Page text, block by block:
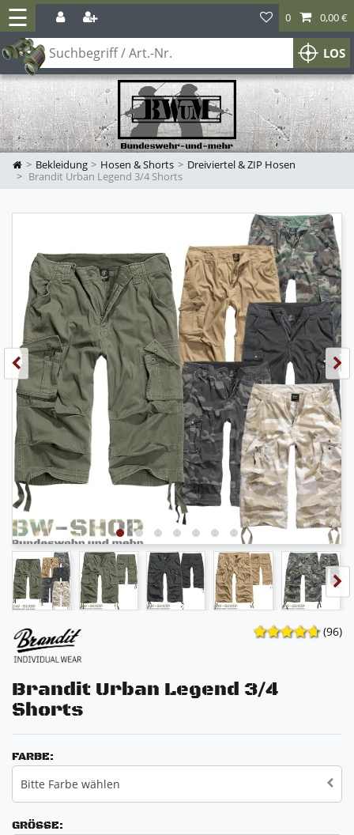
☰
LOS
0 0,00 €
Bekleidung Hosen & Shorts
Dreiviertel & ZIP Hosen
Brandit Urban Legend 3/4 Shorts
(96)
Brandit Urban Legend 3/4
Shorts
FARBE:
Bitte Farbe wählen
GRÖSSE: